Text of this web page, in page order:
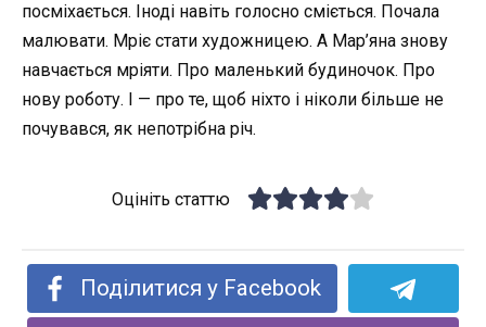
посміхається. Іноді навіть голосно сміється. Почала
малювати. Мріє стати художницею. А Мар’яна знову
навчається мріяти. Про маленький будиночок. Про
нову роботу. І — про те, щоб ніхто і ніколи більше не
почувався, як непотрібна річ.
Оцініть статтю
Поділитися у Facebook